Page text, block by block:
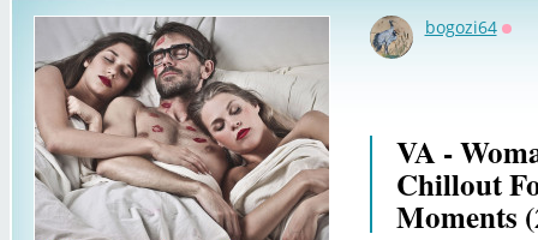
bogozi64
VA -
Chillout
Moments